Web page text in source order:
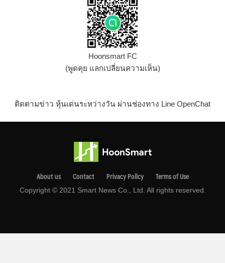
Hoonsmart FC
(พูดคุย แลกเปลี่ยนความเห็น)
ติดตามข่าว หุ้นเด่นระหว่างวัน ผ่านช่องทาง Line OpenChat
About us Contact Privacy Pollcy Terms of Use
Copyright © 2021 Smart News Co., Ltd. All rights reserved.